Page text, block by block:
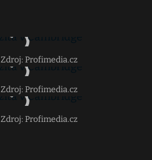
Zdroj: Profimedia.cz
Zdroj: Profimedia.cz
Zdroj: Profimedia.cz